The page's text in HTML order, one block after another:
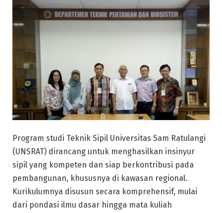
Program studi Teknik Sipil Universitas Sam Ratulangi
(UNSRAT) dirancang untuk menghasilkan insinyur
sipil yang kompeten dan siap berkontribusi pada
pembangunan, khususnya di kawasan regional.
Kurikulumnya disusun secara komprehensif, mulai
dari pondasi ilmu dasar hingga mata kuliah